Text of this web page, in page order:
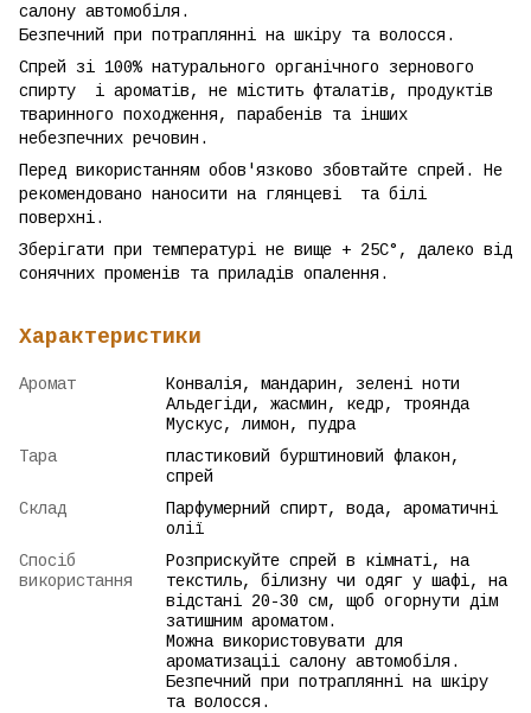
салону автомобіля.
Безпечний при потраплянні на шкіру та волосся.
Спрей зі 100% натурального органічного зернового
спирту і ароматів, не містить фталатів, продуктів
тваринного походження, парабенів та інших
небезпечних речовин.
Перед використанням обов'язково збовтайте спрей. Не
рекомендовано наносити на глянцеві та білі
поверхні.
Зберігати при температурі не вище + 25С°, далеко від
сонячних променів та приладів опалення.
Характеристики
Аромат
Конвалія, мандарин, зелені ноти
Альдегіди, жасмин, кедр, троянда
Мускус, лимон, пудра
Тара
пластиковий бурштиновий флакон,
спрей
Склад
Парфумерний спирт, вода, ароматичні
олії
Спосіб
використання
Розприскуйте спрей в кімнаті, на
текстиль, білизну чи одяг у шафі, на
відстані 20-30 см, щоб огорнути дім
затишним ароматом.
Можна використовувати для
ароматизаціі салону автомобіля.
Безпечний при потраплянні на шкіру
та волосся.